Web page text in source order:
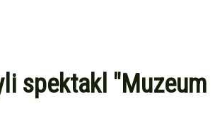
spektakl "Muzeum